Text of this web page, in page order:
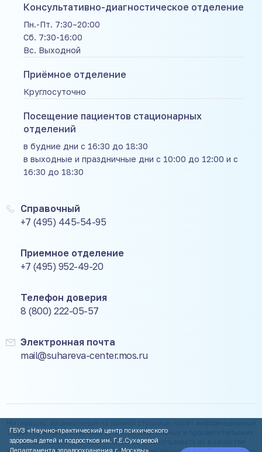
Консультативно-диагностическое отделение
Пн.-Пт. 7:30–20:00
Сб. 7:30-16:00
Вс. Выходной
Приёмное отделение
Круглосуточно
Посещение пациентов стационарных
отделений
в будние дни с 16:30 до 18:30
в выходные и праздничные дни с 10:00 до 12:00 и с
16:30 до 18:30
Справочный
+7 (495) 445-54-95
Приемное отделение
+7 (495) 952-49-20
Телефон доверия
8 (800) 222-05-57
Электронная почта
mail@suhareva-center.mos.ru
характер и предназначены для образовательных и просветительских
целей. Посетители сайта не должны использовать их в качестве
ГБУЗ «Научно-практический центр психического
здоровья детей и подростков им. Г.Е.Сухаревой
Департамента здравоохранения г. Москвы»